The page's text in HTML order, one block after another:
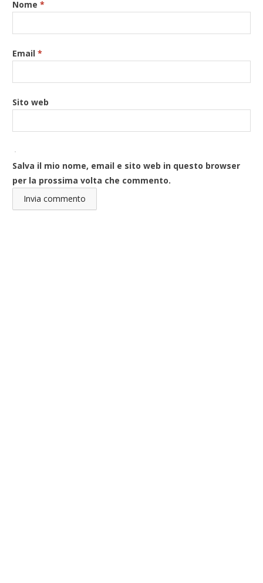
Nome*
Email*
Sito web
Salva il mio nome, email e sito web in questo browser
per la prossima volta che commento.